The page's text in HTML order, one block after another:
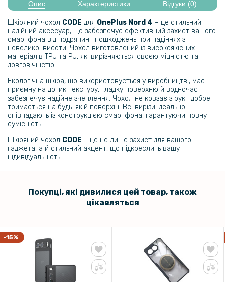
Чохол книжка Velvet Leather Case для OnePlus Nord 4
329 грн
Чохол - накладка Acryl Cooling Armor для OnePlus Nord 4 з
металевою пластиною, Black
382 грн
449 грн
Матовий чохол - накладка PC Matte Case для OnePlus Nord 4
118 грн
169 грн
Чохол - накладка Polished Carbon для OnePlus Nord 4
144 грн
169 грн
Опис Характеристики Відгуки (0)
Шкіряний чохол CODE для OnePlus Nord 4 – це стильний і
надійний аксесуар, що забезпечує ефективний захист вашого
смартфона від подряпин і пошкоджень при падіннях з
невеликої висоти. Чохол виготовлений із високоякісних
матеріалів TPU та PU, які вирізняються своєю міцністю та
довговічністю.
Екологічна шкіра, що використовується у виробництві, має
приємну на дотик текстуру, гладку поверхню й водночас
забезпечує надійне зчеплення. Чохол не ковзає з рук і добре
тримається на будь-якій поверхні. Всі вирізи ідеально
співпадають із конструкцією смартфона, гарантуючи повну
сумісність.
Шкіряний чохол CODE – це не лише захист для вашого
гаджета, а й стильний акцент, що підкреслить вашу
індивідуальність.
Покупці, які дивилися цей товар, також
цікавляться
-15%